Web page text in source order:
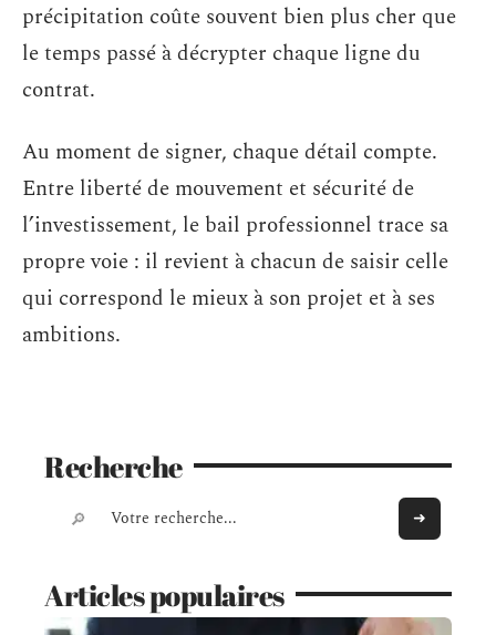
précipitation coûte souvent bien plus cher que
le temps passé à décrypter chaque ligne du
contrat.
Au moment de signer, chaque détail compte.
Entre liberté de mouvement et sécurité de
l’investissement, le bail professionnel trace sa
propre voie : il revient à chacun de saisir celle
qui correspond le mieux à son projet et à ses
ambitions.
Recherche
Articles populaires